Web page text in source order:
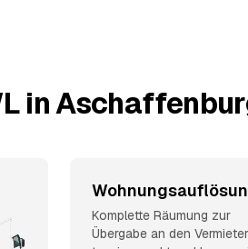
in
Komplette Räumung zur
Übergabe an den